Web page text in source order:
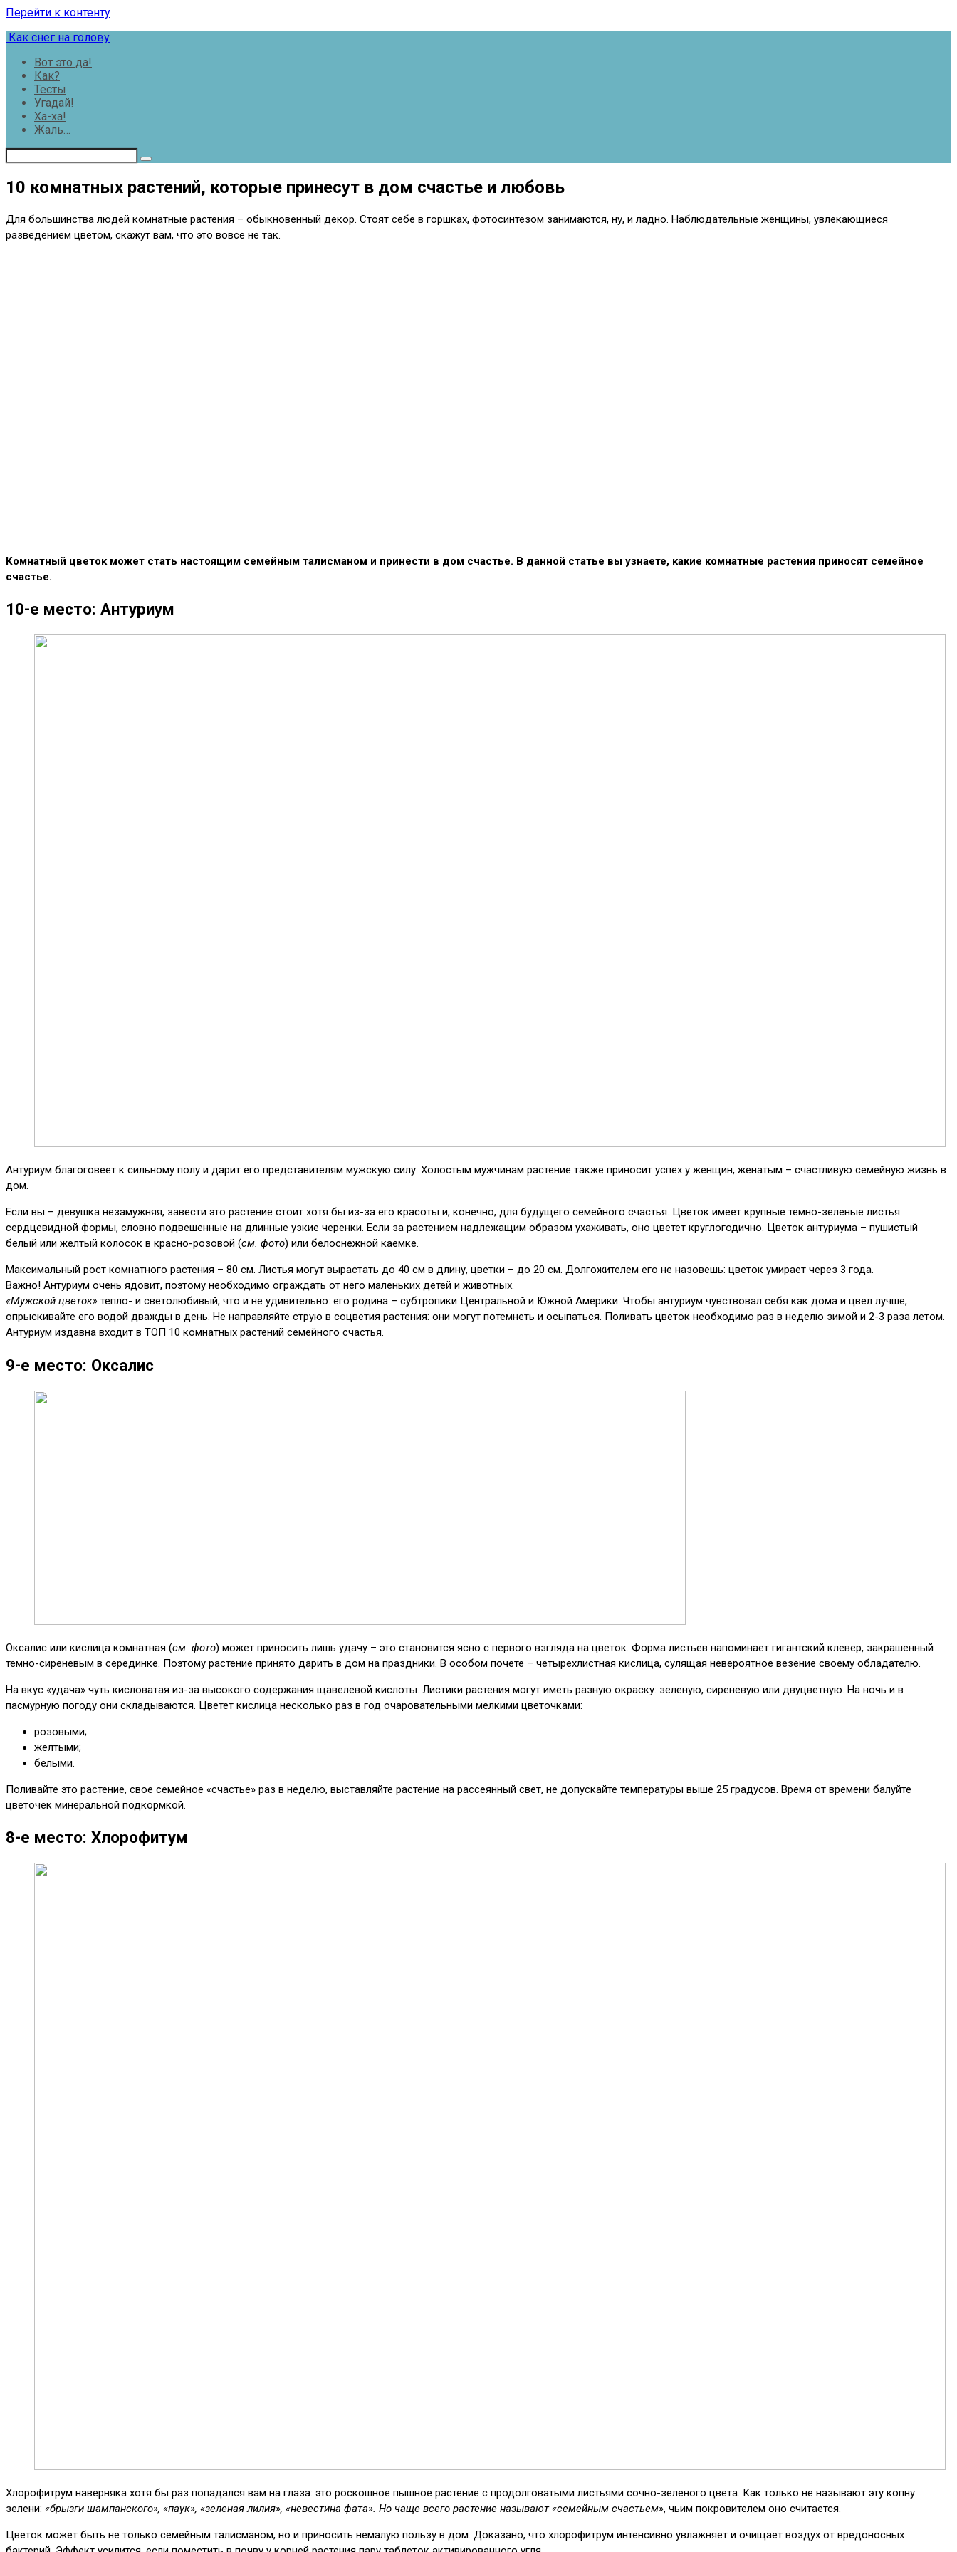
Перейти к контенту
Как снег на голову
Вот это да!
Как?
Тесты
Угадай!
Ха-ха!
Жаль…
10 комнатных растений, которые принесут в дом счастье и любовь
Для большинства людей комнатные растения – обыкновенный декор. Стоят себе в горшках, фотосинтезом занимаются, ну, и ладно. Наблюдательные женщины, увлекающиеся
разведением цветом, скажут вам, что это вовсе не так.
Комнатный цветок может стать настоящим семейным талисманом и принести в дом счастье. В данной статье вы узнаете, какие комнатные растения приносят семейное
счастье.
10-е место: Антуриум
Антуриум благоговеет к сильному полу и дарит его представителям мужскую силу. Холостым мужчинам растение также приносит успех у женщин, женатым – счастливую семейную жизнь в
дом.
Если вы – девушка незамужняя, завести это растение стоит хотя бы из-за его красоты и, конечно, для будущего семейного счастья. Цветок имеет крупные темно-зеленые листья
сердцевидной формы, словно подвешенные на длинные узкие черенки. Если за растением надлежащим образом ухаживать, оно цветет круглогодично. Цветок антуриума – пушистый
белый или желтый колосок в красно-розовой (см. фото) или белоснежной каемке.
Максимальный рост комнатного растения – 80 см. Листья могут вырастать до 40 см в длину, цветки – до 20 см. Долгожителем его не назовешь: цветок умирает через 3 года.
Важно! Антуриум очень ядовит, поэтому необходимо ограждать от него маленьких детей и животных.
«Мужской цветок» тепло- и светолюбивый, что и не удивительно: его родина – субтропики Центральной и Южной Америки. Чтобы антуриум чувствовал себя как дома и цвел лучше,
опрыскивайте его водой дважды в день. Не направляйте струю в соцветия растения: они могут потемнеть и осыпаться. Поливать цветок необходимо раз в неделю зимой и 2-3 раза летом.
Антуриум издавна входит в ТОП 10 комнатных растений семейного счастья.
9-е место: Оксалис
Оксалис или кислица комнатная (см. фото) может приносить лишь удачу – это становится ясно с первого взгляда на цветок. Форма листьев напоминает гигантский клевер, закрашенный
темно-сиреневым в серединке. Поэтому растение принято дарить в дом на праздники. В особом почете – четырехлистная кислица, сулящая невероятное везение своему обладателю.
На вкус «удача» чуть кисловатая из-за высокого содержания щавелевой кислоты. Листики растения могут иметь разную окраску: зеленую, сиреневую или двуцветную. На ночь и в
пасмурную погоду они складываются. Цветет кислица несколько раз в год очаровательными мелкими цветочками:
розовыми;
желтыми;
белыми.
Поливайте это растение, свое семейное «счастье» раз в неделю, выставляйте растение на рассеянный свет, не допускайте температуры выше 25 градусов. Время от времени балуйте
цветочек минеральной подкормкой.
8-е место: Хлорофитум
Хлорофитрум наверняка хотя бы раз попадался вам на глаза: это роскошное пышное растение с продолговатыми листьями сочно-зеленого цвета. Как только не называют эту копну
зелени: «брызги шампанского», «паук», «зеленая лилия», «невестина фата». Но чаще всего растение называют «семейным счастьем», чьим покровителем оно считается.
Цветок может быть не только семейным талисманом, но и приносить немалую пользу в дом. Доказано, что хлорофитрум интенсивно увлажняет и очищает воздух от вредоносных